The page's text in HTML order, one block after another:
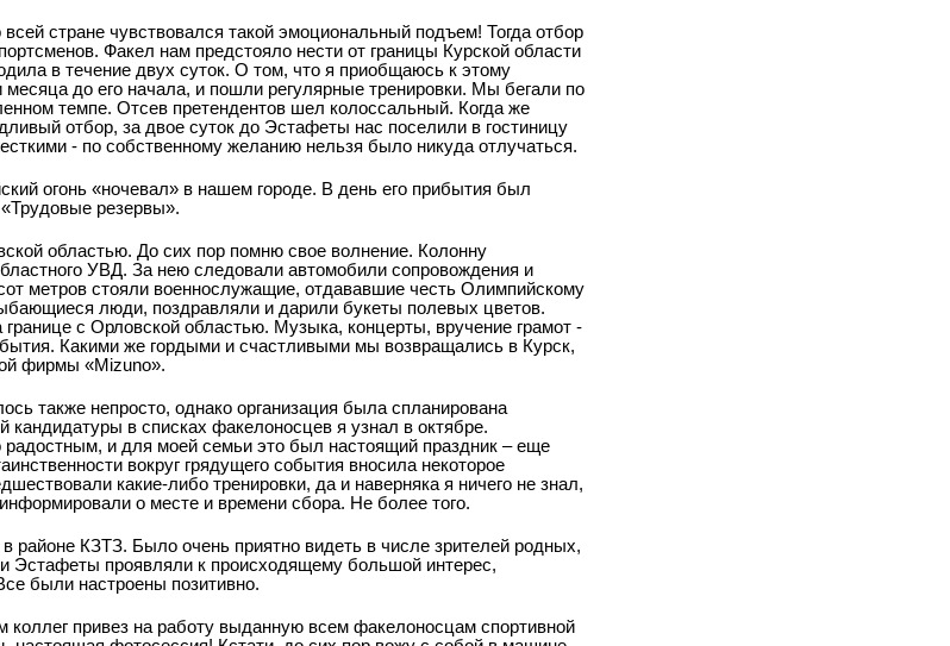
стране чувствовался такой эмоциональный подъем! Тогда отбор
Факел нам предстояло нести от границы Курской области
в течение двух суток. О том, что я приобщаюсь к этому
до его начала, и пошли регулярные тренировки. Мы бегали по
темпе. Отсев претендентов шел колоссальный. Когда же
отбор, за двое суток до Эстафеты нас поселили в гостиницу
- по собственному желанию нельзя было никуда отлучаться.
огонь «ночевал» в нашем городе. В день его прибытия был
резервы».
областью. До сих пор помню свое волнение. Колонну
УВД. За нею следовали автомобили сопровождения и
метров стояли военнослужащие, отдававшие честь Олимпийскому
люди, поздравляли и дарили букеты полевых цветов.
с Орловской областью. Музыка, концерты, вручение грамот -
Какими же гордыми и счастливыми мы возвращались в Курск,
фирмы «Mizuno».
также непросто, однако организация была спланирована
в списках факелоносцев я узнал в октябре.
радостным, и для моей семьи это был настоящий праздник – еще
вокруг грядущего события вносила некоторое
какие-либо тренировки, да и наверняка я ничего не знал,
о месте и времени сбора. Не более того.
районе КЗТЗ. Было очень приятно видеть в числе зрителей родных,
Эстафеты проявляли к происходящему большой интерес,
были настроены позитивно.
привез на работу выданную всем факелоносцам спортивной